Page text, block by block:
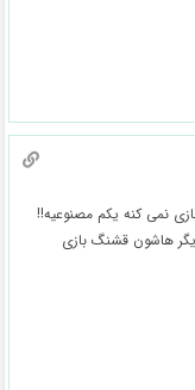
نمی کنه یکم مصنوعیه!!
هاشون قشنگ بازی